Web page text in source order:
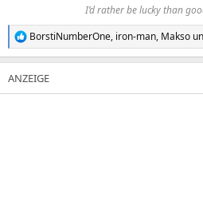
I’d rather be lucky than
R
e
a
k
t
BorstiNumberOne, iron-man, Makso